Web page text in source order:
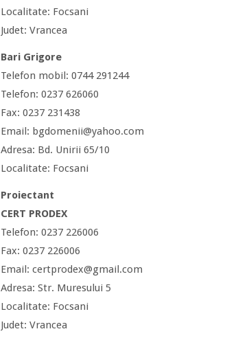
Localitate: Focsani
Judet: Vrancea
Bari Grigore
Telefon mobil: 0744 291244
Telefon: 0237 626060
Fax: 0237 231438
Email: bgdomenii@yahoo.com
Adresa: Bd. Unirii 65/10
Localitate: Focsani
Proiectant
CERT PRODEX
Telefon: 0237 226006
Fax: 0237 226006
Email: certprodex@gmail.com
Adresa: Str. Muresului 5
Localitate: Focsani
Judet: Vrancea